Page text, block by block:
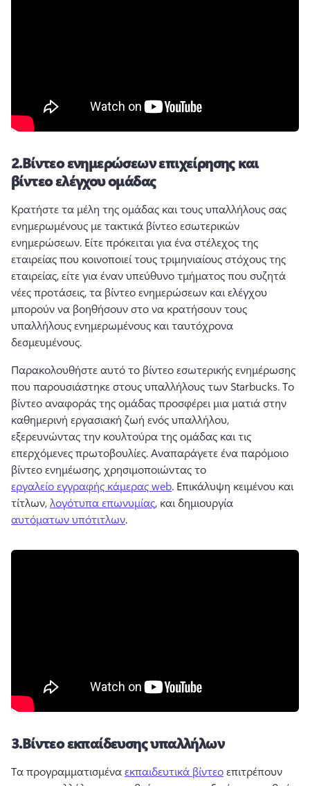
2.Βίντεο ενημερώσεων επιχείρησης και
βίντεο ελέγχου ομάδας
Κρατήστε τα μέλη της ομάδας και τους υπαλλήλους σας
ενημερωμένους με τακτικά βίντεο εσωτερικών
ενημερώσεων. Είτε πρόκειται για ένα στέλεχος της
εταιρείας που κοινοποιεί τους τριμηνιαίους στόχους της
εταιρείας, είτε για έναν υπεύθυνο τμήματος που συζητά
νέες προτάσεις, τα βίντεο ενημερώσεων και ελέγχου
μπορούν να βοηθήσουν στο να κρατήσουν τους
υπαλλήλους ενημερωμένους και ταυτόχρονα
δεσμευμένους.
Παρακολουθήστε αυτό το βίντεο εσωτερικής ενημέρωσης
που παρουσιάστηκε στους υπαλλήλους των Starbucks. Το
βίντεο αναφοράς της ομάδας προσφέρει μια ματιά στην
καθημερινή εργασιακή ζωή ενός υπαλλήλου,
εξερευνώντας την κουλτούρα της ομάδας και τις
επερχόμενες πρωτοβουλίες. Αναπαράγετε ένα παρόμοιο
βίντεο ενημέωσης, χρησιμοποιώντας το
εργαλείο εγγραφής κάμερας web. Επικάλυψη κειμένου και
τίτλων, λογότυπα επωνυμίας, και δημιουργία
αυτόματων υπότιτλων.
3.Βίντεο εκπαίδευσης υπαλλήλων
Τα προγραμματισμένα εκπαιδευτικά βίντεο επιτρέπουν